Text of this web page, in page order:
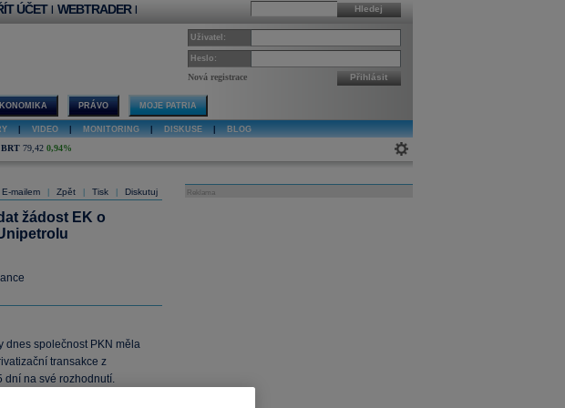
Hledej
ÚČET | WEBTRADER |
Uživatel:
Heslo:
Nová registrace Přihlásit
PRÁVO MOJE PATRIA
VIDEO MONITORING DISKUSE BLOG
BRT 79,42 0,94%
E-mailem Zpět Tisk Diskutuj
žádost EK o
dnes společnost PKN měla
transakce z
dní na své rozhodnutí.
Reklama